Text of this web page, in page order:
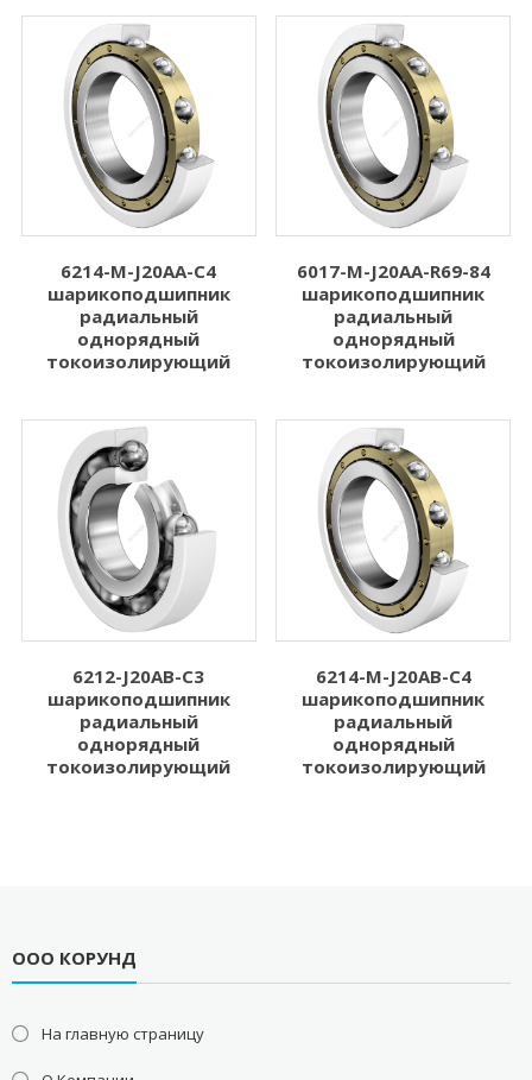
6214-M-J20AA-C4
шарикоподшипник
радиальный
однорядный
токоизолирующий
6017-M-J20AA-R69-84
шарикоподшипник
радиальный
однорядный
токоизолирующий
6212-J20AB-C3
шарикоподшипник
радиальный
однорядный
токоизолирующий
6214-M-J20AB-C4
шарикоподшипник
радиальный
однорядный
токоизолирующий
ООО КОРУНД
На главную страницу